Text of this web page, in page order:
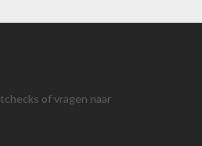
of vragen naar